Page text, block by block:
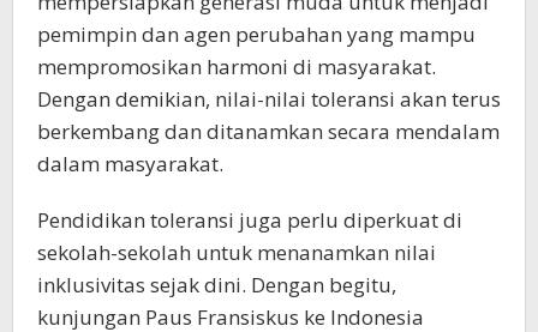
pemimpin dan agen perubahan yang mampu
mempromosikan harmoni di masyarakat.
Dengan demikian, nilai-nilai toleransi akan terus
berkembang dan ditanamkan secara mendalam
dalam masyarakat.
Pendidikan toleransi juga perlu diperkuat di
sekolah-sekolah untuk menanamkan nilai
inklusivitas sejak dini. Dengan begitu,
kunjungan Paus Fransiskus ke Indonesia